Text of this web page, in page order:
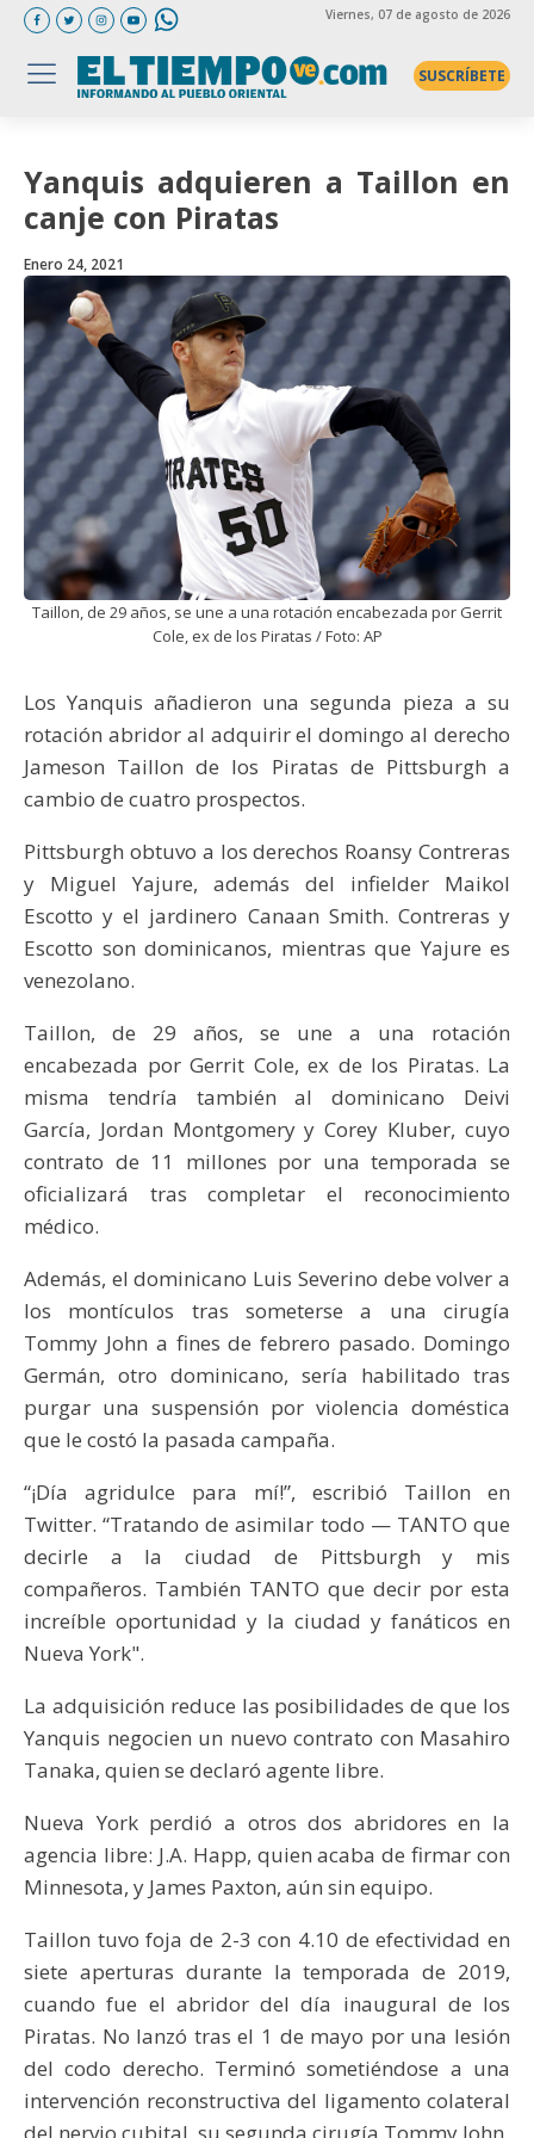
Viernes, 07 de agosto de 2026
SUSCRÍBETE
Yanquis adquieren a Taillon en
canje con Piratas
Enero 24, 2021
Taillon, de 29 años, se une a una rotación encabezada por Gerrit
Cole, ex de los Piratas / Foto: AP
Los Yanquis añadieron una segunda pieza a su
rotación abridor al adquirir el domingo al derecho
Jameson Taillon de los Piratas de Pittsburgh a
cambio de cuatro prospectos.
Pittsburgh obtuvo a los derechos Roansy Contreras
y Miguel Yajure, además del infielder Maikol
Escotto y el jardinero Canaan Smith. Contreras y
Escotto son dominicanos, mientras que Yajure es
venezolano.
Taillon, de 29 años, se une a una rotación
encabezada por Gerrit Cole, ex de los Piratas. La
misma tendría también al dominicano Deivi
García, Jordan Montgomery y Corey Kluber, cuyo
contrato de 11 millones por una temporada se
oficializará tras completar el reconocimiento
médico.
Además, el dominicano Luis Severino debe volver a
los montículos tras someterse a una cirugía
Tommy John a fines de febrero pasado. Domingo
Germán, otro dominicano, sería habilitado tras
purgar una suspensión por violencia doméstica
que le costó la pasada campaña.
“¡Día agridulce para mí!”, escribió Taillon en
Twitter. “Tratando de asimilar todo — TANTO que
decirle a la ciudad de Pittsburgh y mis
compañeros. También TANTO que decir por esta
increíble oportunidad y la ciudad y fanáticos en
Nueva York".
La adquisición reduce las posibilidades de que los
Yanquis negocien un nuevo contrato con Masahiro
Tanaka, quien se declaró agente libre.
Nueva York perdió a otros dos abridores en la
agencia libre: J.A. Happ, quien acaba de firmar con
Minnesota, y James Paxton, aún sin equipo.
Taillon tuvo foja de 2-3 con 4.10 de efectividad en
siete aperturas durante la temporada de 2019,
cuando fue el abridor del día inaugural de los
Piratas. No lanzó tras el 1 de mayo por una lesión
del codo derecho. Terminó sometiéndose a una
intervención reconstructiva del ligamento colateral